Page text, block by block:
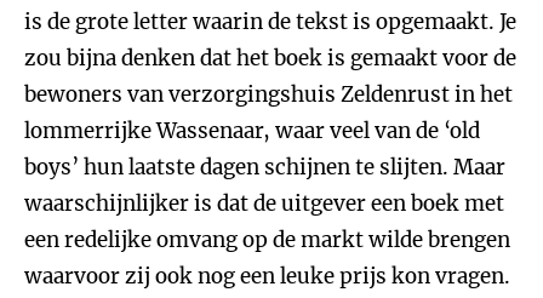
is de grote letter waarin de tekst is opgemaakt. Je
zou bijna denken dat het boek is gemaakt voor de
bewoners van verzorgingshuis Zeldenrust in het
lommerrijke Wassenaar, waar veel van de ‘old
boys’ hun laatste dagen schijnen te slijten. Maar
waarschijnlijker is dat de uitgever een boek met
een redelijke omvang op de markt wilde brengen
waarvoor zij ook nog een leuke prijs kon vragen.